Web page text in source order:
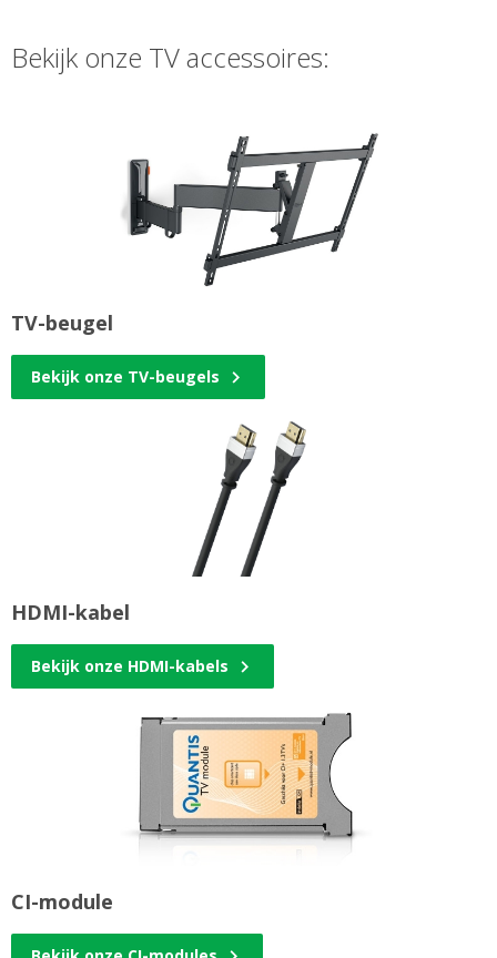
Bekijk onze TV accessoires:
TV-beugel
Bekijk onze TV-beugels
HDMI-kabel
Bekijk onze HDMI-kabels
CI-module